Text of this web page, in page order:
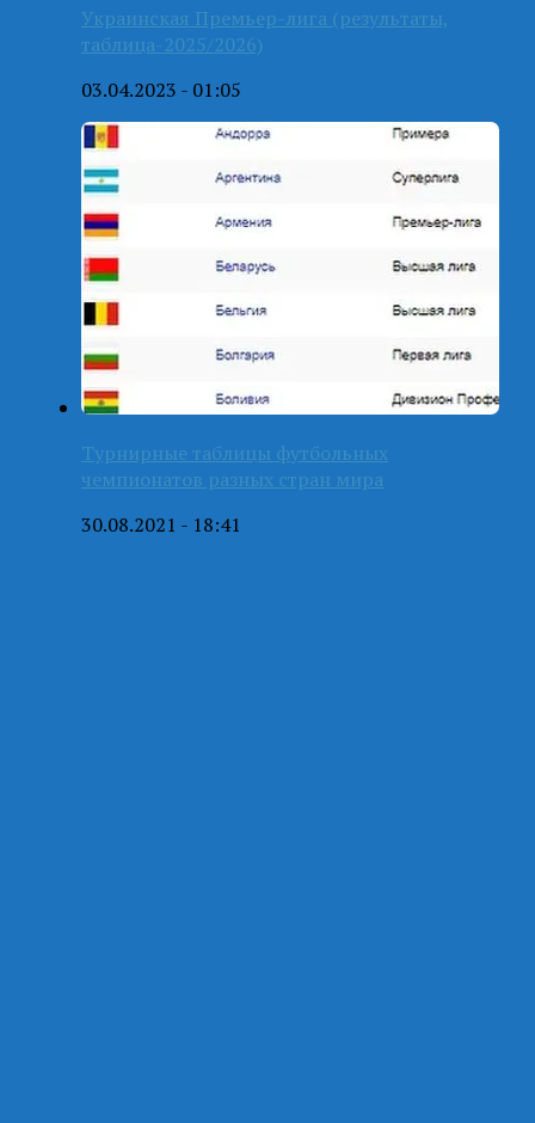
Украинская Премьер-лига (результаты,
таблица-2025/2026)
03.04.2023 - 01:05
Турнирные таблицы футбольных
чемпионатов разных стран мира
30.08.2021 - 18:41